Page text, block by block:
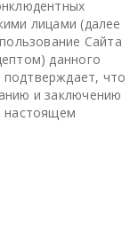
лицами (далее
Сайта
данного
что
и заключению
настоящем